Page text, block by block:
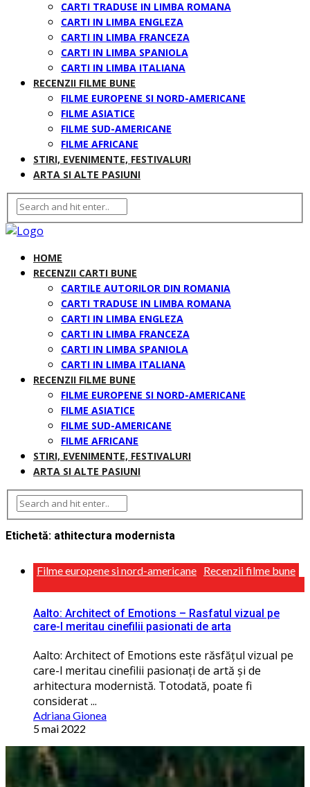
CARTI TRADUSE IN LIMBA ROMANA
CARTI IN LIMBA ENGLEZA
CARTI IN LIMBA FRANCEZA
CARTI IN LIMBA SPANIOLA
CARTI IN LIMBA ITALIANA
RECENZII FILME BUNE
FILME EUROPENE SI NORD-AMERICANE
FILME ASIATICE
FILME SUD-AMERICANE
FILME AFRICANE
STIRI, EVENIMENTE, FESTIVALURI
ARTA SI ALTE PASIUNI
HOME
RECENZII CARTI BUNE
CARTILE AUTORILOR DIN ROMANIA
CARTI TRADUSE IN LIMBA ROMANA
CARTI IN LIMBA ENGLEZA
CARTI IN LIMBA FRANCEZA
CARTI IN LIMBA SPANIOLA
CARTI IN LIMBA ITALIANA
RECENZII FILME BUNE
FILME EUROPENE SI NORD-AMERICANE
FILME ASIATICE
FILME SUD-AMERICANE
FILME AFRICANE
STIRI, EVENIMENTE, FESTIVALURI
ARTA SI ALTE PASIUNI
Etichetă: athitectura modernista
Filme europene si nord-americane Recenzii filme bune
Aalto: Architect of Emotions – Rasfatul vizual pe
care-l meritau cinefilii pasionati de arta
Aalto: Architect of Emotions este răsfăţul vizual pe
care-l meritau cinefilii pasionaţi de artă și de
arhitectura modernistă. Totodată, poate fi
considerat ...
Adriana Gionea
5 mai 2022